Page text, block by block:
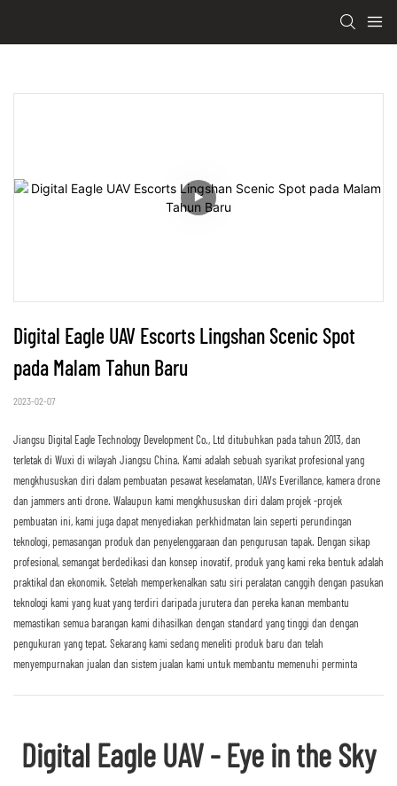
Digital Eagle UAV Escorts Lingshan Scenic Spot
pada Malam Tahun Baru
2023-02-07
Jiangsu Digital Eagle Technology Development Co., Ltd ditubuhkan pada tahun 2013, dan
terletak di Wuxi di wilayah Jiangsu China. Kami adalah sebuah syarikat profesional yang
mengkhususkan diri dalam pembuatan pesawat keselamatan, UAVs Everillance, kamera drone
dan jammers anti drone. Walaupun kami mengkhususkan diri dalam projek -projek
pembuatan ini, kami juga dapat menyediakan perkhidmatan lain seperti perundingan
teknologi, pemasangan produk dan penyelenggaraan dan pengurusan tapak. Dengan sikap
profesional, semangat berdedikasi dan konsep inovatif, produk yang kami reka bentuk adalah
praktikal dan ekonomik. Setelah memperkenalkan satu siri peralatan canggih dengan pasukan
teknologi kami yang kuat yang terdiri daripada jurutera dan pereka kanan membantu
memastikan semua barangan kami dihasilkan dengan standard yang tinggi dan dengan
pengukuran yang tepat. Sekarang kami sedang meneliti produk baru dan telah
menyempurnakan jualan dan sistem jualan kami untuk membantu memenuhi perminta
Digital Eagle UAV - Eye in the Sky